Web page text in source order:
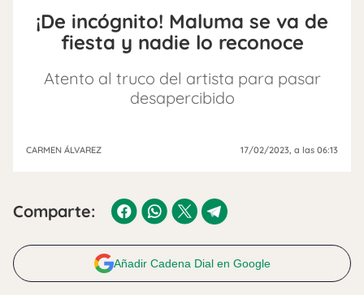
¡De incógnito! Maluma se va de
fiesta y nadie lo reconoce
Atento al truco del artista para pasar
desapercibido
CARMEN ÁLVAREZ 17/02/2023, a las 06:13
Comparte:
Añadir Cadena Dial en Google